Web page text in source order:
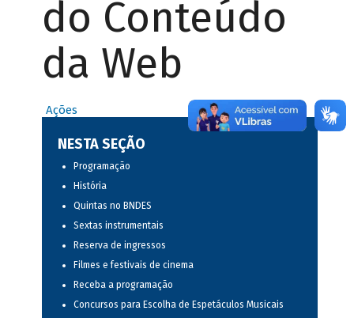
do Conteúdo
da Web
Ações
NESTA SEÇÃO
Programação
História
Quintas no BNDES
Sextas instrumentais
Reserva de ingressos
Filmes e festivais de cinema
Receba a programação
Concursos para Escolha de Espetáculos Musicais